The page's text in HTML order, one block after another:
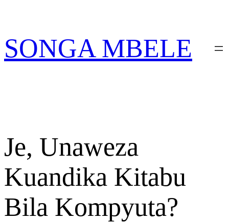
content
SONGA MBELE
Je, Unaweza
Kuandika Kitabu
Bila Kompyuta?